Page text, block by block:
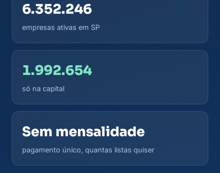
6.352.246
empresas ativas em SP
1.992.654
só na capital
Sem mensalidade
pagamento único, quantas listas quiser